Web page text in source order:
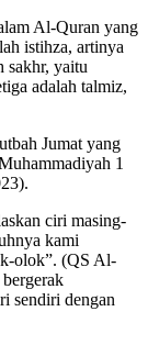
Al-Quran yang
istihza, artinya
sakhr, yaitu
adalah talmiz,
Jumat yang
1
ciri masing-
kami
olok”. (QS Al-
sendiri dengan